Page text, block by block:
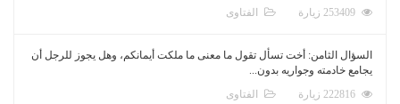
الفتاوى
السؤال الثامن: أخت تسأل تقول ما معنى ما ملكت أيمانكم، وهل يجوز للرجل أن
يجامع خادمته وجواريه بدون...
الفتاوى